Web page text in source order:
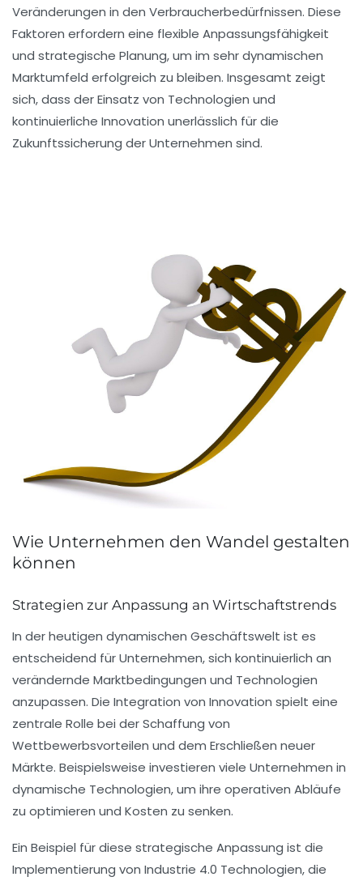
Veränderungen in den Verbraucherbedürfnissen. Diese
Faktoren erfordern eine flexible Anpassungsfähigkeit
und strategische Planung, um im sehr dynamischen
Marktumfeld erfolgreich zu bleiben. Insgesamt zeigt
sich, dass der Einsatz von Technologien und
kontinuierliche Innovation unerlässlich für die
Zukunftssicherung der Unternehmen sind.
Wie Unternehmen den Wandel gestalten
können
Strategien zur Anpassung an Wirtschaftstrends
In der heutigen dynamischen Geschäftswelt ist es
entscheidend für Unternehmen, sich kontinuierlich an
verändernde Marktbedingungen und Technologien
anzupassen. Die Integration von Innovation spielt eine
zentrale Rolle bei der Schaffung von
Wettbewerbsvorteilen und dem Erschließen neuer
Märkte. Beispielsweise investieren viele Unternehmen in
dynamische Technologien, um ihre operativen Abläufe
zu optimieren und Kosten zu senken.
Ein Beispiel für diese strategische Anpassung ist die
Implementierung von Industrie 4.0 Technologien, die